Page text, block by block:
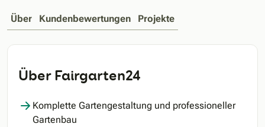
Über Kundenbewertungen Projekte
Über Fairgarten24
Komplette Gartengestaltung und professioneller
Gartenbau